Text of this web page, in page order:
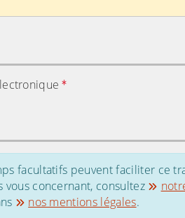
facultatifs peuvent faciliter ce
concernant, consultez
nos mentions légales.